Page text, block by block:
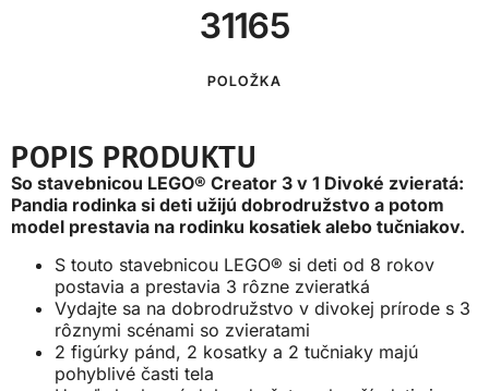
31165
POLOŽKA
POPIS PRODUKTU
So stavebnicou LEGO® Creator 3 v 1 Divoké zvieratá:
Pandia rodinka si deti užijú dobrodružstvo a potom
model prestavia na rodinku kosatiek alebo tučniakov.
S touto stavebnicou LEGO® si deti od 8 rokov
postavia a prestavia 3 rôzne zvieratká
Vydajte sa na dobrodružstvo v divokej prírode s 3
rôznymi scénami so zvieratami
2 figúrky pánd, 2 kosatky a 2 tučniaky majú
pohyblivé časti tela